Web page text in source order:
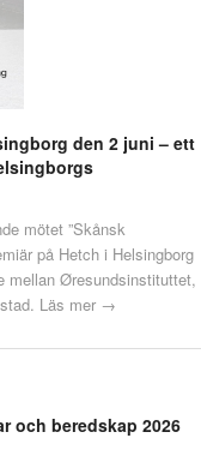
den 2 juni – ett
mötet ”Skånsk
på Hetch i Helsingborg
mellan Øresundsinstituttet,
Läs mer →
och beredskap 2026